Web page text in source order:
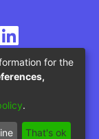
for the
.
That's ok